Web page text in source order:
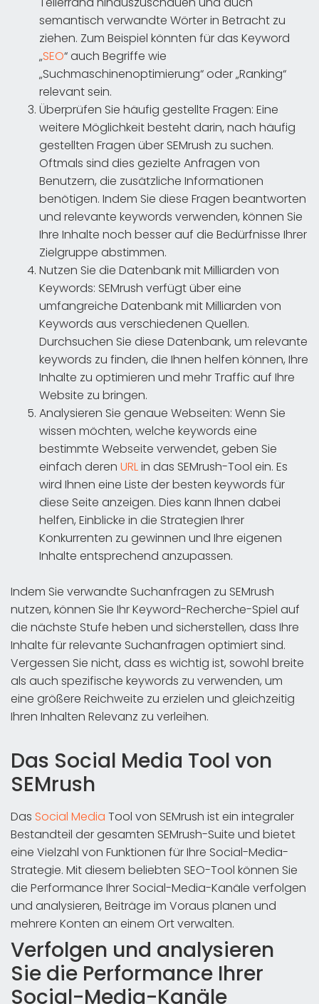
semantisch verwandte Wörter in Betracht zu
ziehen. Zum Beispiel könnten für das Keyword
„SEO“ auch Begriffe wie
„Suchmaschinenoptimierung“ oder „Ranking“
relevant sein.
Überprüfen Sie häufig gestellte Fragen: Eine
weitere Möglichkeit besteht darin, nach häufig
gestellten Fragen über SEMrush zu suchen.
Oftmals sind dies gezielte Anfragen von
Benutzern, die zusätzliche Informationen
benötigen. Indem Sie diese Fragen beantworten
und relevante keywords verwenden, können Sie
Ihre Inhalte noch besser auf die Bedürfnisse Ihrer
Zielgruppe abstimmen.
Nutzen Sie die Datenbank mit Milliarden von
Keywords: SEMrush verfügt über eine
umfangreiche Datenbank mit Milliarden von
Keywords aus verschiedenen Quellen.
Durchsuchen Sie diese Datenbank, um relevante
keywords zu finden, die Ihnen helfen können, Ihre
Inhalte zu optimieren und mehr Traffic auf Ihre
Website zu bringen.
Analysieren Sie genaue Webseiten: Wenn Sie
wissen möchten, welche keywords eine
bestimmte Webseite verwendet, geben Sie
einfach deren URLin das SEMrush-Tool ein. Es
wird Ihnen eine Liste der besten keywords für
diese Seite anzeigen. Dies kann Ihnen dabei
helfen, Einblicke in die Strategien Ihrer
Konkurrenten zu gewinnen und Ihre eigenen
Inhalte entsprechend anzupassen.
Indem Sie verwandte Suchanfragen zu SEMrush
nutzen, können Sie Ihr Keyword-Recherche-Spiel auf
die nächste Stufe heben und sicherstellen, dass Ihre
Inhalte für relevante Suchanfragen optimiert sind.
Vergessen Sie nicht, dass es wichtig ist, sowohl breite
als auch spezifische keywords zu verwenden, um
eine größere Reichweite zu erzielen und gleichzeitig
Ihren Inhalten Relevanz zu verleihen.
Das Social Media Tool von
SEMrush
Das Social Media Tool von SEMrush ist ein integraler
Bestandteil der gesamten SEMrush-Suite und bietet
eine Vielzahl von Funktionen für Ihre Social-Media-
Strategie. Mit diesem beliebten SEO-Tool können Sie
die Performance Ihrer Social-Media-Kanäle verfolgen
und analysieren, Beiträge im Voraus planen und
mehrere Konten an einem Ort verwalten.
Verfolgen und analysieren
Sie die Performance Ihrer
Social-Media-Kanäle